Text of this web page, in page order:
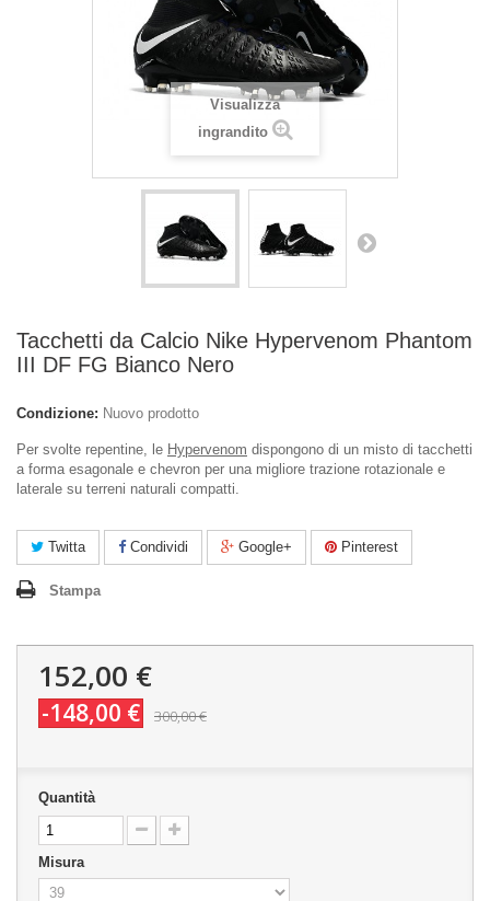
Visualizza
ingrandito
Tacchetti da Calcio Nike Hypervenom Phantom
III DF FG Bianco Nero
Condizione: Nuovo prodotto
Per svolte repentine, le Hypervenom dispongono di un misto di tacchetti
a forma esagonale e chevron per una migliore trazione rotazionale e
laterale su terreni naturali compatti.
Twitta Condividi Google+ Pinterest
Stampa
152,00 €
-148,00 € 300,00 €
Quantità
Misura